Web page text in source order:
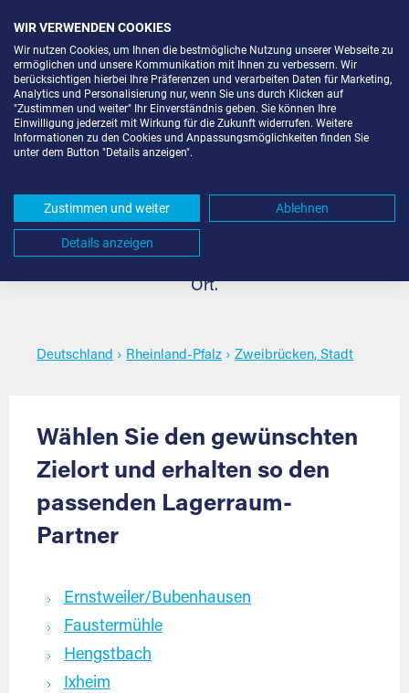
Lagerbox mieten in
Zweibrücken, Stadt
Die passende Lagerbox mieten für jeden Bedarf in
Ort.
Deutschland › Rheinland-Pfalz › Zweibrücken, Stadt
Wählen Sie den gewünschten
Zielort und erhalten so den
passenden Lagerraum-
Partner
Ernstweiler/Bubenhausen
Faustermühle
Hengstbach
Ixheim
WIR VERWENDEN COOKIES
Wir nutzen Cookies, um Ihnen die bestmögliche Nutzung unserer Webseite zu
ermöglichen und unsere Kommunikation mit Ihnen zu verbessern. Wir
berücksichtigen hierbei Ihre Präferenzen und verarbeiten Daten für Marketing,
Analytics und Personalisierung nur, wenn Sie uns durch Klicken auf
"Zustimmen und weiter" Ihr Einverständnis geben. Sie können Ihre
Einwilligung jederzeit mit Wirkung für die Zukunft widerrufen. Weitere
Informationen zu den Cookies und Anpassungsmöglichkeiten finden Sie
unter dem Button "Details anzeigen".
Zustimmen und weiter Ablehnen
Details anzeigen